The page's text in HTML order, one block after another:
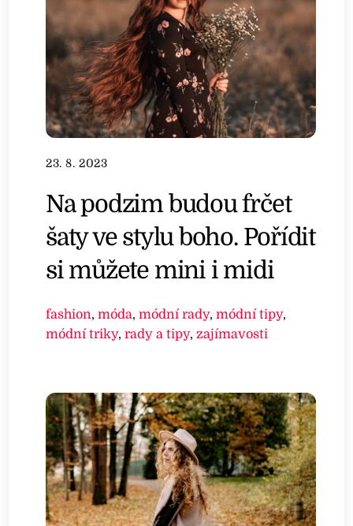
23. 8. 2023
Na podzim budou frčet
šaty ve stylu boho. Pořídit
si můžete mini i midi
fashion,móda,módní rady,módní tipy,
módní triky,rady a tipy,zajímavosti